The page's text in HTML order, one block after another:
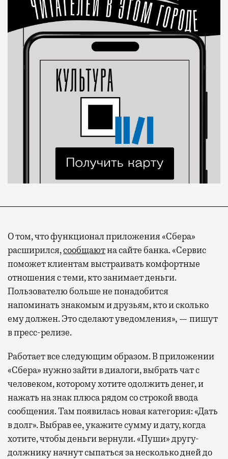
О том, что функционал приложения «Сбера»
расширился,сообщаютна сайте банка. «Сервис
поможет клиентам выстраивать комфортные
отношения с теми, кто занимает деньги.
Пользователю больше не понадобится
напоминать знакомым и друзьям, кто и сколько
ему должен. Это сделают уведомления», — пишут
в пресс-релизе.
Работает все следующим образом. В приложении
«Сбера» нужно зайти в диалоги, выбрать чат с
человеком, которому хотите одолжить денег, и
нажать на знак плюса рядом со строкой ввода
сообщения. Там появилась новая категория: «Дать
в долг». Выбрав ее, укажите сумму и дату, когда
хотите, чтобы деньги вернули. «Пуши» другу-
должнику начнут сыпаться за несколько дней до